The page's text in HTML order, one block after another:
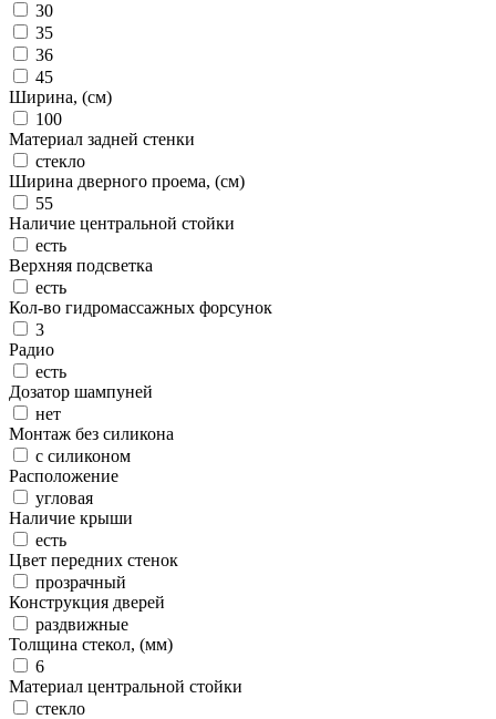
30
35
36
45
Ширина, (см)
100
Материал задней стенки
стекло
Ширина дверного проема, (см)
55
Наличие центральной стойки
есть
Верхняя подсветка
есть
Кол-во гидромассажных форсунок
3
Радио
есть
Дозатор шампуней
нет
Монтаж без силикона
с силиконом
Расположение
угловая
Наличие крыши
есть
Цвет передних стенок
прозрачный
Конструкция дверей
раздвижные
Толщина стекол, (мм)
6
Материал центральной стойки
стекло